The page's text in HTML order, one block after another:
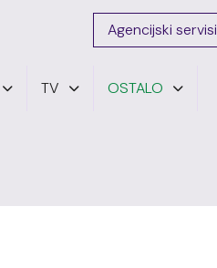
Agencijski servisi
TV OSTALO